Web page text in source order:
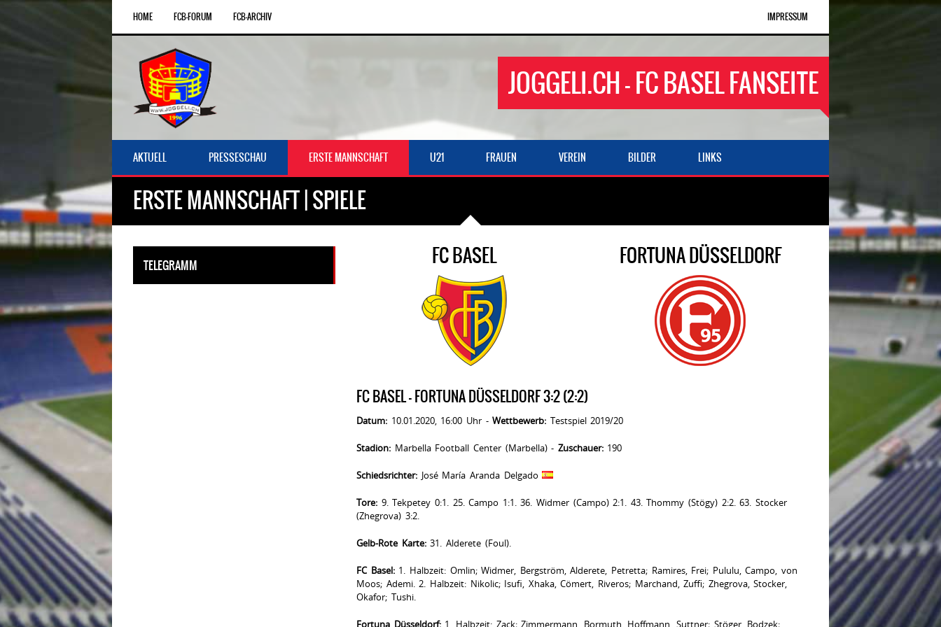
HOME FCB-FORUM FCB-ARCHIV IMPRESSUM
JOGGELI.CH - FC BASEL FANSEITE
AKTUELL PRESSESCHAU ERSTE MANNSCHAFT U21 FRAUEN VEREIN BILDER LINKS
ERSTE MANNSCHAFT | SPIELE
TELEGRAMM FC BASEL FORTUNA DÜSSELDORF
FC BASEL - FORTUNA DÜSSELDORF 3:2 (2:2)
Datum: 10.01.2020, 16:00 Uhr -Wettbewerb: Testspiel 2019/20
Stadion: Marbella Football Center (Marbella) - Zuschauer:190
Schiedsrichter: José María Aranda Delgado
Tore: 9. Tekpetey 0:1. 25. Campo 1:1. 36. Widmer (Campo) 2:1. 43. Thommy (Stögy) 2:2. 63. Stocker
(Zhegrova) 3:2.
Gelb-Rote Karte:31. Alderete (Foul).
FC Basel:1. Halbzeit: Omlin; Widmer, Bergström, Alderete, Petretta; Ramires, Frei; Pululu, Campo, von
Moos; Ademi. 2. Halbzeit: Nikolic; Isufi, Xhaka, Cömert, Riveros; Marchand, Zuffi; Zhegrova, Stocker,
Okafor; Tushi.
Fortuna Düsseldorf:1. Halbzeit: Zack; Zimmermann, Bormuth, Hoffmann, Suttner; Stöger, Bodzek;